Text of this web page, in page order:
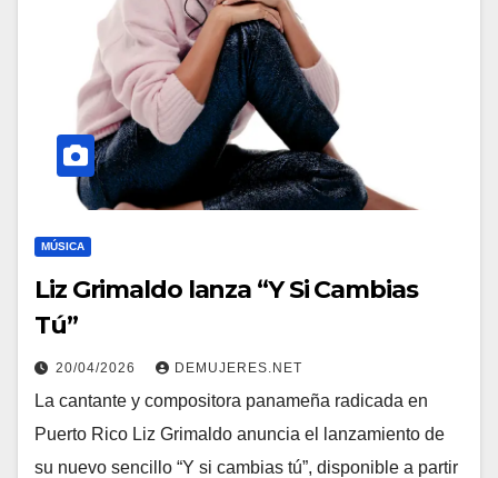
MÚSICA
Liz Grimaldo lanza “Y Si Cambias
Tú”
20/04/2026 DEMUJERES.NET
La cantante y compositora panameña radicada en
Puerto Rico Liz Grimaldo anuncia el lanzamiento de
su nuevo sencillo “Y si cambias tú”, disponible a partir